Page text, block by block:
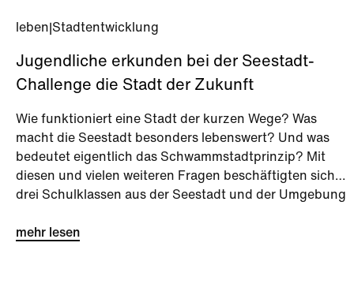
leben Stadtentwicklung
Jugendliche erkunden bei der Seestadt-
Challenge die Stadt der Zukunft
Wie funktioniert eine Stadt der kurzen Wege? Was
macht die Seestadt besonders lebenswert? Und was
bedeutet eigentlich das Schwammstadtprinzip? Mit
diesen und vielen weiteren Fragen beschäftigten sich
drei Schulklassen aus der Seestadt und der Umgebung
mehr lesen